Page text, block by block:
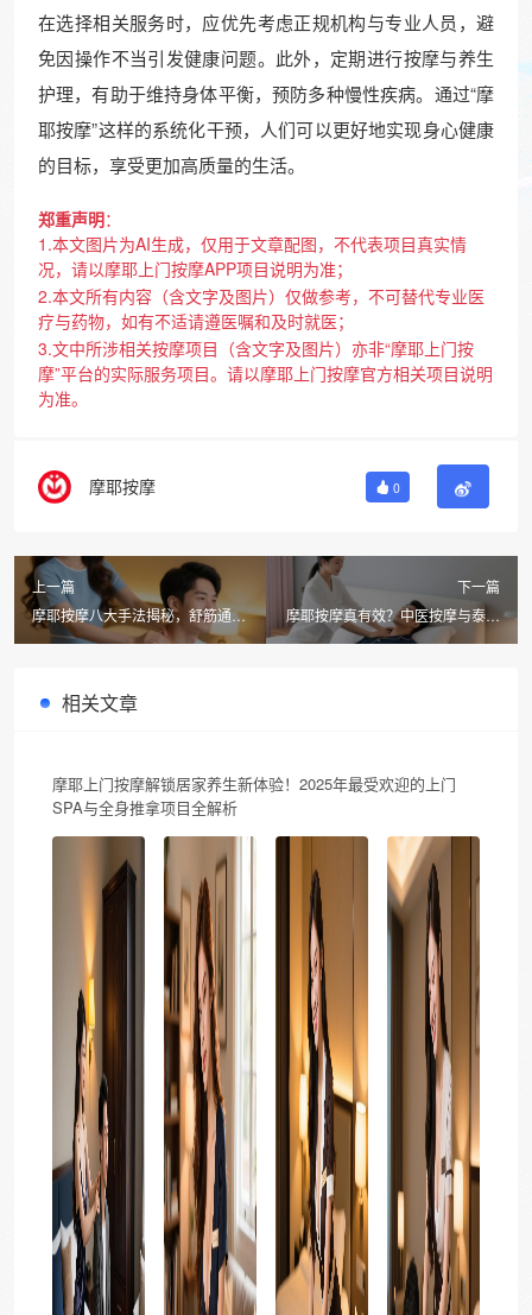
在选择相关服务时，应优先考虑正规机构与专业人员，避
免因操作不当引发健康问题。此外，定期进行按摩与养生
护理，有助于维持身体平衡，预防多种慢性疾病。通过“摩
耶按摩”这样的系统化干预，人们可以更好地实现身心健康
的目标，享受更加高质量的生活。
郑重声明：
1.本文图片为AI生成，仅用于文章配图，不代表项目真实情
况，请以摩耶上门按摩APP项目说明为准；
2.本文所有内容（含文字及图片）仅做参考，不可替代专业医
疗与药物，如有不适请遵医嘱和及时就医；
3.文中所涉相关按摩项目（含文字及图片）亦非“摩耶上门按
摩”平台的实际服务项目。请以摩耶上门按摩官方相关项目说明
为准。
摩耶按摩 0
上一篇
摩耶按摩八大手法揭秘，舒筋通络
SPA适合哪些人？
下一篇
摩耶按摩真有效？中医按摩与泰式
按摩区别全解析
相关文章
摩耶上门按摩解锁居家养生新体验！2025年最受欢迎的上门
SPA与全身推拿项目全解析